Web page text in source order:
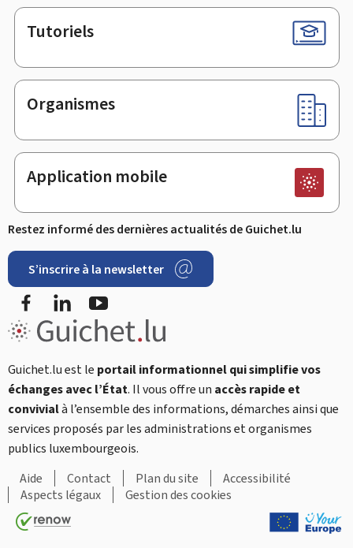
Tutoriels
Organismes
Application mobile
Restez informé des dernières actualités de Guichet.lu
S’inscrire à la newsletter
FacebookLinkedIn
Guichet.lu est le portail informationnel qui simplifie vos
échanges avec l’État. Il vous offre un accès rapide et
convivialà l’ensemble des informations, démarches ainsi que
services proposés par les administrations et organismes
publics luxembourgeois.
Aide
Contact Plan du site
Accessibilité
Aspects légaux
Gestion des cookies